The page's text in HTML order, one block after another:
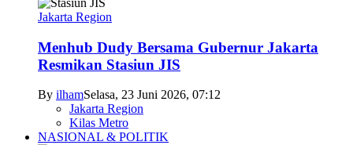
Jakarta Region
Menhub Dudy Bersama Gubernur Jakarta
Resmikan Stasiun JIS
By ilhamSelasa, 23 Juni 2026, 07:12
Jakarta Region
Kilas Metro
NASIONAL & POLITIK